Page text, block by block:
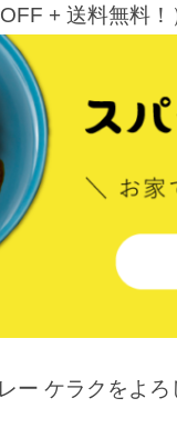
+ 送料無料！
ー ケラクをよろ